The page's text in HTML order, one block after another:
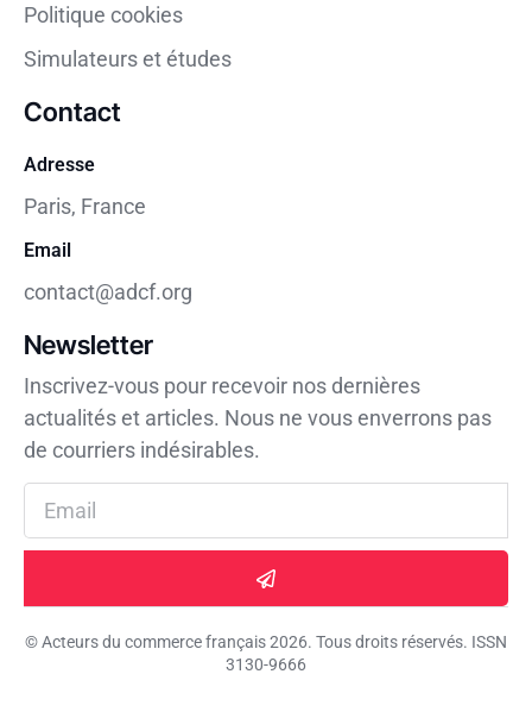
Politique cookies
Simulateurs et études
Contact
Adresse
Paris, France
Email
contact@adcf.org
Newsletter
Inscrivez-vous pour recevoir nos dernières
actualités et articles. Nous ne vous enverrons pas
de courriers indésirables.
© Acteurs du commerce français 2026. Tous droits réservés. ISSN
3130-9666